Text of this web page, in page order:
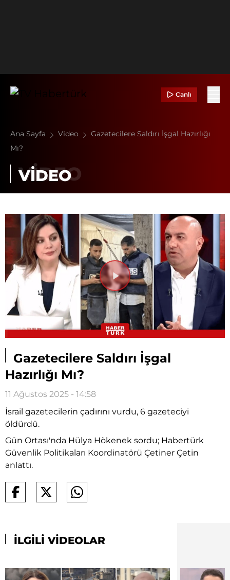
Canlı
Ana Sayfa Video
Gazetecilere Saldırı İşgal Hazırlığı
Mı?
VİDEO
Videoyu
Oynat
Gazetecilere Saldırı İşgal
Hazırlığı Mı?
11 Ağustos 2025 - 14:58
İsrail gazetecilerin çadırını vurdu, 6 gazeteciyi
öldürdü.
Gün Ortası'nda Hülya Hökenek sordu; Habertürk
Güvenlik Politikaları Koordinatörü Çetiner Çetin
anlattı.
İLGİLİ VİDEOLAR